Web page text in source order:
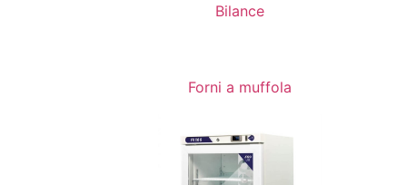
Bilance
Forni a muffola